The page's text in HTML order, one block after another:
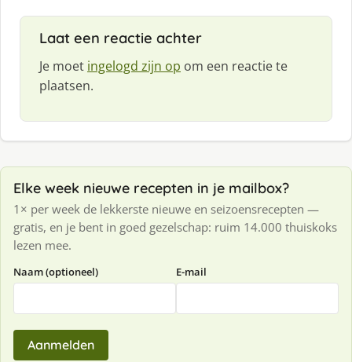
Laat een reactie achter
Je moet ingelogd zijn op om een reactie te
plaatsen.
Elke week nieuwe recepten in je mailbox?
1× per week de lekkerste nieuwe en seizoensrecepten —
gratis, en je bent in goed gezelschap: ruim 14.000 thuiskoks
lezen mee.
Naam (optioneel) E-mail
Aanmelden